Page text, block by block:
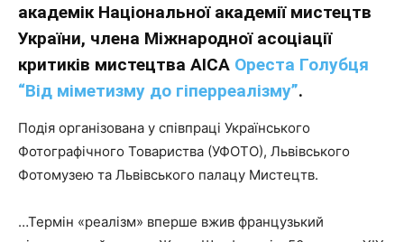
академік Національної академії мистецтв
України, члена Міжнародної асоціації
критиків мистецтва АІСА Ореста Голубця
“Від міметизму до гіперреалізму”.
Подія організована у співпраці Українського
Фотографічного Товариства (УФОТО), Львівського
Фотомузею та Львівського палацу Мистецтв.
…Термін «реалізм» вперше вжив французький